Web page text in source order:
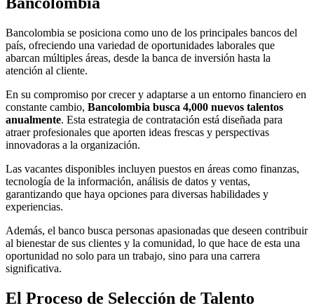
Bancolombia se posiciona como uno de los principales bancos del
país, ofreciendo una variedad de oportunidades laborales que
abarcan múltiples áreas, desde la banca de inversión hasta la
atención al cliente.
En su compromiso por crecer y adaptarse a un entorno financiero en
constante cambio, Bancolombia busca 4,000 nuevos talentos
anualmente. Esta estrategia de contratación está diseñada para
atraer profesionales que aporten ideas frescas y perspectivas
innovadoras a la organización.
Las vacantes disponibles incluyen puestos en áreas como finanzas,
tecnología de la información, análisis de datos y ventas,
garantizando que haya opciones para diversas habilidades y
experiencias.
Además, el banco busca personas apasionadas que deseen contribuir
al bienestar de sus clientes y la comunidad, lo que hace de esta una
oportunidad no solo para un trabajo, sino para una carrera
significativa.
El Proceso de Selección de Talento